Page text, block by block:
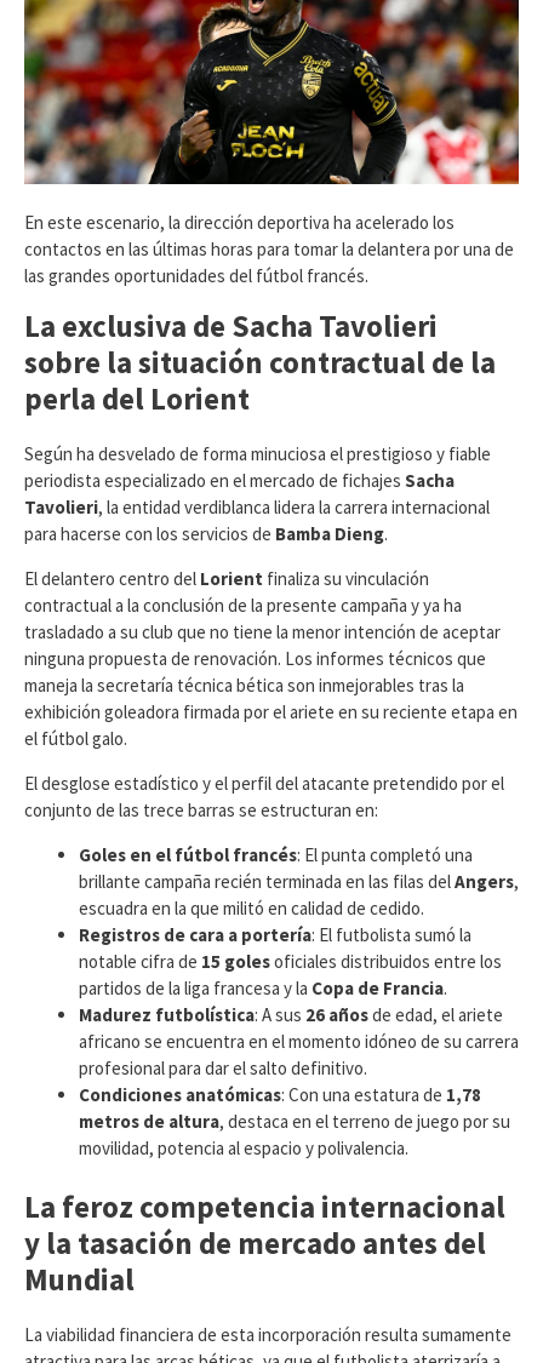
En este escenario, la dirección deportiva ha acelerado los
contactos en las últimas horas para tomar la delantera por una de
las grandes oportunidades del fútbol francés.
La exclusiva de Sacha Tavolieri
sobre la situación contractual de la
perla del Lorient
​Según ha desvelado de forma minuciosa el prestigioso y fiable
periodista especializado en el mercado de fichajes Sacha
Tavolieri, la entidad verdiblanca lidera la carrera internacional
para hacerse con los servicios de Bamba Dieng.
El delantero centro del Lorient finaliza su vinculación
contractual a la conclusión de la presente campaña y ya ha
trasladado a su club que no tiene la menor intención de aceptar
ninguna propuesta de renovación. Los informes técnicos que
maneja la secretaría técnica bética son inmejorables tras la
exhibición goleadora firmada por el ariete en su reciente etapa en
el fútbol galo.
​El desglose estadístico y el perfil del atacante pretendido por el
conjunto de las trece barras se estructuran en:
Goles en el fútbol francés: El punta completó una
brillante campaña recién terminada en las filas delAngers,
escuadra en la que militó en calidad de cedido.
Registros de cara a portería: El futbolista sumó la
notable cifra de 15 golesoficiales distribuidos entre los
partidos de la liga francesa y la Copa de Francia.
Madurez futbolística: A sus 26 añosde edad, el ariete
africano se encuentra en el momento idóneo de su carrera
profesional para dar el salto definitivo.
Condiciones anatómicas: Con una estatura de 1,78
metros de altura, destaca en el terreno de juego por su
movilidad, potencia al espacio y polivalencia.
La feroz competencia internacional
y la tasación de mercado antes del
Mundial
​La viabilidad financiera de esta incorporación resulta sumamente